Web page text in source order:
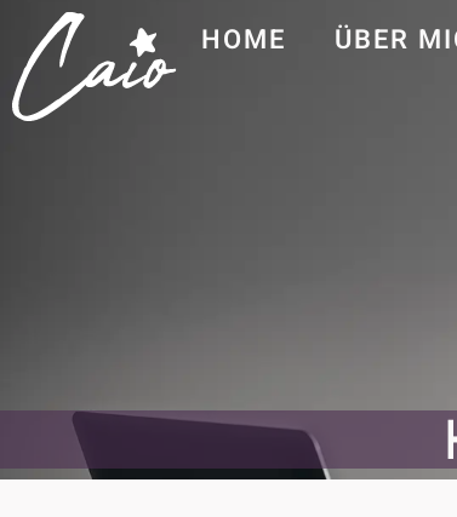
HOME ÜBER